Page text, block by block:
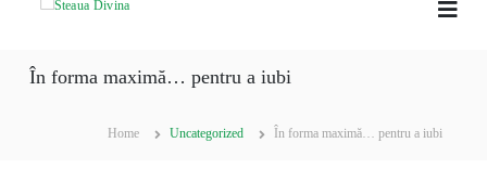
a
a
i
S
În forma maximă… pentru a iubi
Home Uncategorized În forma maximă… pentru a iubi